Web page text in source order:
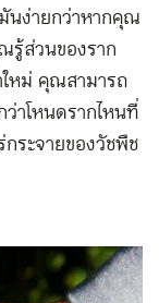
นง่ายกว่าหากคุณ
รู้ส่วนของราก
หม่ คุณสามารถ
าโหนดรากไหนที่
ระจายของวัชพืช